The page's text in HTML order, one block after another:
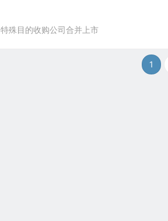
特殊目的收购公司合并上市
1